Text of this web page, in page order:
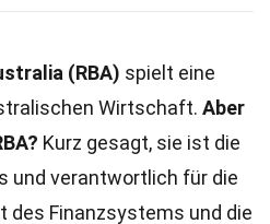
(RBA) spielt eine
Wirtschaft. Aber
Kurz gesagt, sie ist die
und verantwortlich für die
des Finanzsystems und die